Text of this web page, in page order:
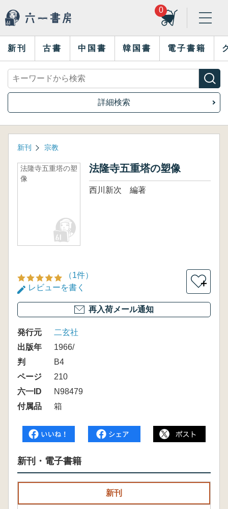
0
新刊 古書 中国書 韓国書 電子書籍
詳細検索
新刊 宗教
法隆寺五重塔の塑
像
法隆寺五重塔の塑像
西川新次 編著
（1件）
レビューを書く
＋
再入荷メール通知
発行元
二玄社
出版年
1966/
判
B4
ページ
210
六一ID
N98479
付属品
箱
新刊・電子書籍
新刊